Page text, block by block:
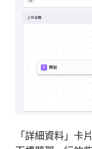
「詳細資料」卡